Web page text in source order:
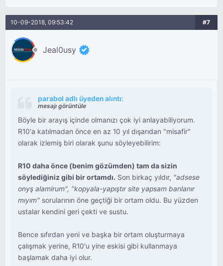
10-09-2018, 09:53:42 #7
Jeal0usy
parabol adlı üyeden alıntı:
mesajı görüntüle
Böyle bir arayış içinde olmanızı çok iyi anlayabiliyorum.
R10'a katılmadan önce en az 10 yıl dışarıdan "misafir"
olarak izlemiş biri olarak şunu söyleyebilirim:
R10 daha önce (benim gözümden) tam da sizin
söylediğiniz gibi bir ortamdı. Son birkaç yıldır, "adsese
onyş alamirum", "kopyala-yapıştır site yapsam banlanır
mıyım" sorularının öne geçtiği bir ortam oldu. Bu yüzden
ustalar kendini geri çekti ve sustu.
Bence sıfırdan yeni ve başka bir ortam oluşturmaya
çalışmak yerine, R10'u yine eskisi gibi kullanmaya
başlamak daha iyi olur.